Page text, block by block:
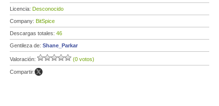
Licencia: Desconocido
Company: BitSpice
Descargas totales: 46
Gentileza de: Shane_Parkar
Valoración: (0 votos)
Compartir: